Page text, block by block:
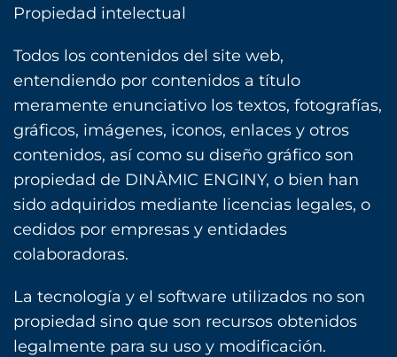
Propiedad intelectual
Todos los contenidos del site web,
entendiendo por contenidos a título
meramente enunciativo los textos, ‎fotografías,
gráficos, imágenes, iconos, enlaces y otros
contenidos, así como su diseño gráfico son
‎propiedad de DINÀMIC ENGINY, o bien han
sido adquiridos mediante licencias legales, o
cedidos por empresas y entidades
colaboradoras.
La tecnología y el software utilizados no son
propiedad sino que son recursos obtenidos
legalmente para su uso y modificación.‎